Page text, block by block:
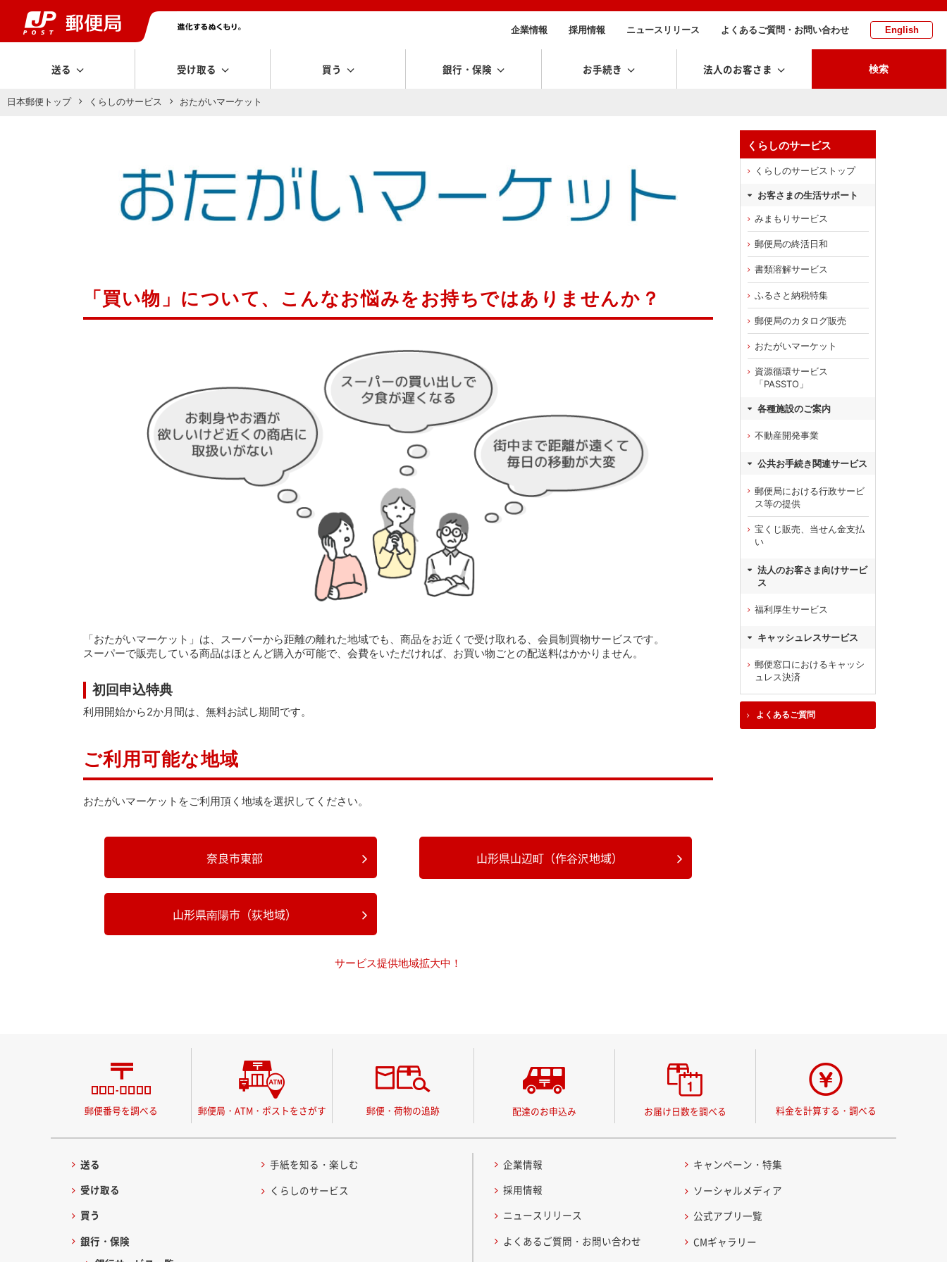
企業情報 採用情報 ニュースリリース よくあるご質問・お問い合わせ English
送る 受け取る 買う 銀行・保険 お手続き 法人のお客さま 検索
日本郵便トップ くらしのサービス おたがいマーケット
「買い物」について、こんなお悩みをお持ちではありませんか？
「おたがいマーケット」は、スーパーから距離の離れた地域でも、商品をお近くで受け取れる、会員制買物サービスです。
スーパーで販売している商品はほとんど購入が可能で、会費をいただければ、お買い物ごとの配送料はかかりません。
初回申込特典
利用開始から2か月間は、無料お試し期間です。
ご利用可能な地域
おたがいマーケットをご利用頂く地域を選択してください。
奈良市東部 山形県山辺町（作谷沢地域）
山形県南陽市（荻地域）
サービス提供地域拡大中！
くらしのサービス
くらしのサービストップ
お客さまの生活サポート
みまもりサービス
郵便局の終活日和
書類溶解サービス
ふるさと納税特集
郵便局のカタログ販売
おたがいマーケット
資源循環サービス
「PASSTO」
各種施設のご案内
不動産開発事業
公共お手続き関連サービス
郵便局における行政サービ
ス等の提供
宝くじ販売、当せん金支払
い
法人のお客さま向けサービ
ス
福利厚生サービス
キャッシュレスサービス
郵便窓口におけるキャッシ
ュレス決済
よくあるご質問
郵便番号を調べる 郵便局・ATM・ポストをさがす 郵便・荷物の追跡 配達のお申込み お届け日数を調べる 料金を計算する・調べる
送る
受け取る
買う
銀行・保険
手紙を知る・楽しむ
くらしのサービス
企業情報
採用情報
ニュースリリース
よくあるご質問・お問い合わせ
キャンペーン・特集
ソーシャルメディア
公式アプリ一覧
CMギャラリー